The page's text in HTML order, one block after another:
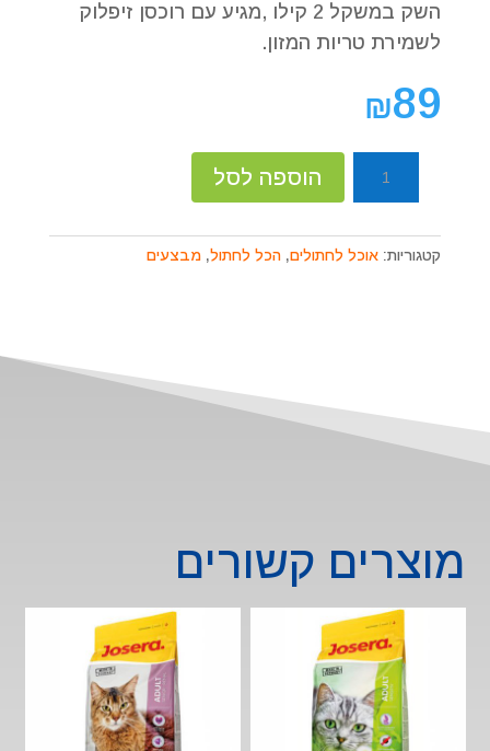
השק במשקל 2 קילו ,מגיע עם רוכסן זיפלוק
לשמירת טריות המזון.
₪89
קולינז
הוספה לסל
קטגוריות: אוכל לחתולים, הכל לחתול, מבצעים
מוצרים קשורים